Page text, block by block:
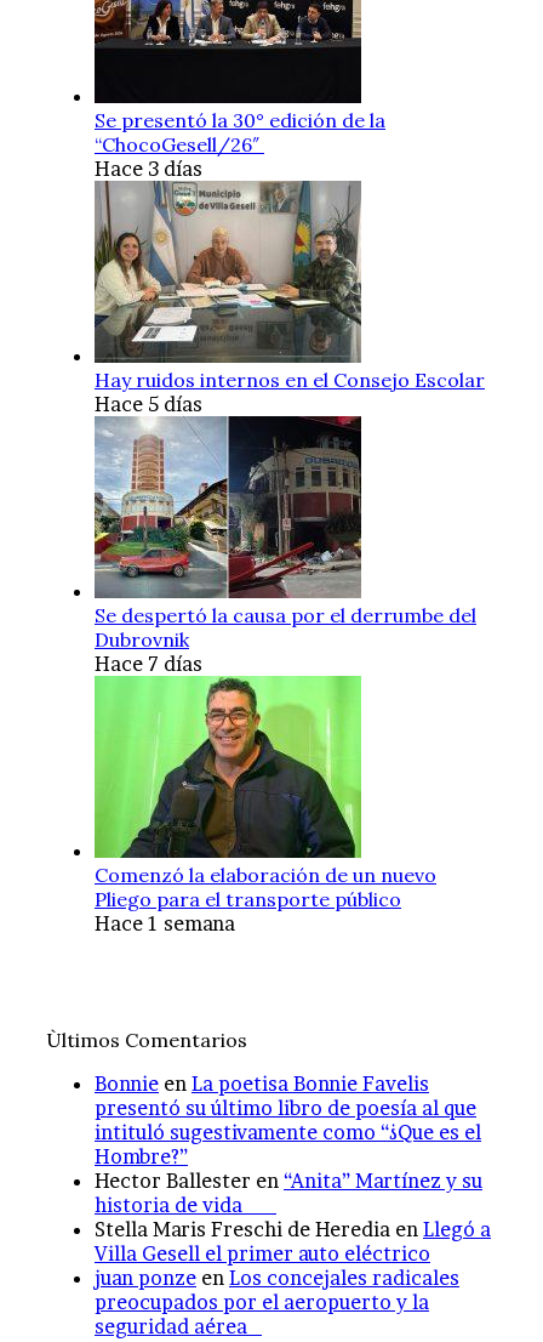
Se presentó la 30° edición de la
“ChocoGesell/26″
Hace 3 días
Hay ruidos internos en el Consejo Escolar
Hace 5 días
Se despertó la causa por el derrumbe del
Dubrovnik
Hace 7 días
Comenzó la elaboración de un nuevo
Pliego para el transporte público
Hace 1 semana
Ùltimos Comentarios
Bonnie en La poetisa Bonnie Favelis
presentó su último libro de poesía al que
intituló sugestivamente como “¿Que es el
Hombre?”
Hector Ballester en “Anita” Martínez y su
historia de vida
Stella Maris Freschi de Heredia en Llegó a
Villa Gesell el primer auto eléctrico
juan ponze en Los concejales radicales
preocupados por el aeropuerto y la
seguridad aérea